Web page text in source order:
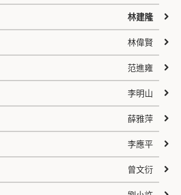
林建隆
林偉賢
范進雍
李明山
薛雅萍
李應平
曾文衍